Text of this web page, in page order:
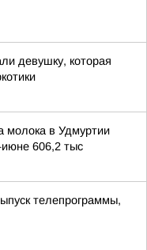
девушку, которая
молока в Удмуртии
606,2 тыс
телепрограммы,